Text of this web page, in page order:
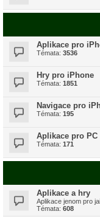
Aplikace pro
Témata: 3536
Hry pro iPhone
Témata: 1851
Navigace pro
Témata: 195
Aplikace pro PC
Témata: 171
Aplikace a hry
Aplikace jenom pro
Témata: 608